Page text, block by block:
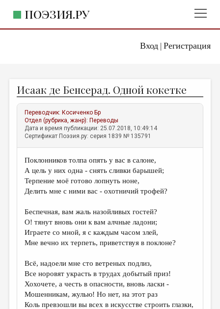
Вход| Регистрация
ПОЭЗИЯ.РУ
ЖАНРЫ
АВТОРЫ
КОММЕНТАРИИ
ЛИТСАЛОН
НОВОСТИ
ПРАВИЛА САЙТА
ИЗБРАННОЕ
ДАЙДЖЕСТ
ПЕРЕВОДЫ
КОНКУРСЫ
ДЕТСКАЯ КОМНАТА
Исаак де Бенсерад. Одной кокетке
Переводчик: Косиченко Бр
Отдел (рубрика, жанр): Переводы
Дата и время публикации: 25.07.2018, 10:49:14
Сертификат Поэзия.ру: серия 1839 № 135791
Поклонников толпа опять у вас в салоне,
А цель у них одна - снять сливки барышей;
Терпение моё готово лопнуть ноне,
Делить мне с ними вас - охотничий трофей?
Беспечная, вам жаль назойливых гостей?
O! тянут вновь они к вам алчные ладони;
Играете со мной, я с каждым часом злей,
Мне вечно их терпеть, приветствуя в поклоне?
Всё, надоели мне сто ветреных подлиз,
Все норовят украсть в трудах добытый приз!
Хохочете, а честь в опасности, вновь ласки -
Мошенникам, жулью! Но нет, на этот раз
Коль превзошли вы всех в искусстве строить глазки,